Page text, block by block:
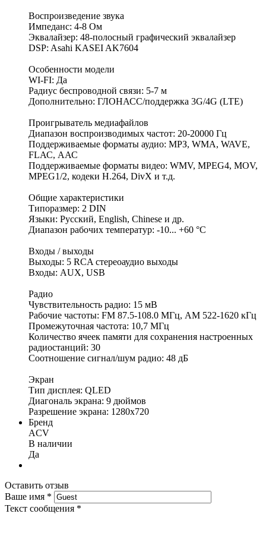
Воспроизведение звука
Импеданс: 4-8 Ом
Эквалайзер: 48-полосный графический эквалайзер
DSP: Asahi KASEI AK7604
Особенности модели
WI-FI: Да
Радиус беспроводной связи: 5-7 м
Дополнительно: ГЛОНАСС/поддержка 3G/4G (LTE)
Проигрыватель медиафайлов
Диапазон воспроизводимых частот: 20-20000 Гц
Поддерживаемые форматы аудио: МРЗ, WMA, WAVE,
FLАС, ААС
Поддерживаемые форматы видео: WMV, MPEG4, MOV,
MPEG1/2, кодеки Н.264, DivX и т.д.
Общие характеристики
Типоразмер: 2 DIN
Языки: Русский, English, Chinese и др.
Диапазон рабочих температур: -10... +60 °С
Входы / выходы
Выходы: 5 RCA стереоаудио выходы
Входы: AUX, USB
Радио
Чувствительность радио: 15 мВ
Рабочие частоты: FM 87.5-108.0 МГц, АМ 522-1620 кГц
Промежуточная частота: 10,7 МГц
Количество ячеек памяти для сохранения настроенных
радиостанций: 30
Соотношение сигнал/шум радио: 48 дБ
Экран
Тип дисплея: QLED
Диагональ экрана: 9 дюймов
Разрешение экрана: 1280х720
Бренд
ACV
В наличии
Да
Оставить отзыв
Ваше имя *
Текст сообщения *